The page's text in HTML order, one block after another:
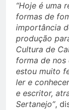
“Hoje é uma
formas de
importância
produção
Cultura de
forma de nos
estou muito
ler e
e escritor,
Sertanejo”,